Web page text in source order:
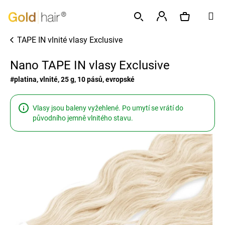
na
obsah
TAPE IN vlnité vlasy Exclusive
Nano TAPE IN vlasy Exclusive
#platina, vlnité, 25 g, 10 pásů, evropské
Vlasy jsou baleny vyžehlené. Po umytí se vrátí do
původního jemně vlnitého stavu.
Zpět
Zpět
o
p
o
ř
e